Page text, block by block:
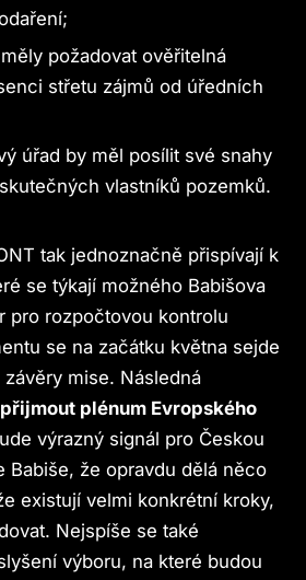
požadovat ověřitelná
střetu zájmů od úředních
úřad by měl posílit své snahy
vlastníků pozemků.
tak jednoznačně přispívají k
se týkají možného Babišova
pro rozpočtovou kontrolu
se na začátku května sejde
mise. Následná
přijmout plénum Evropského
výrazný signál pro Českou
Babiše, že opravdu dělá něco
existují velmi konkrétní kroky,
Nejspíše se také
výboru, na které budou